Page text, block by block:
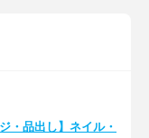
・品出し】ネイル・